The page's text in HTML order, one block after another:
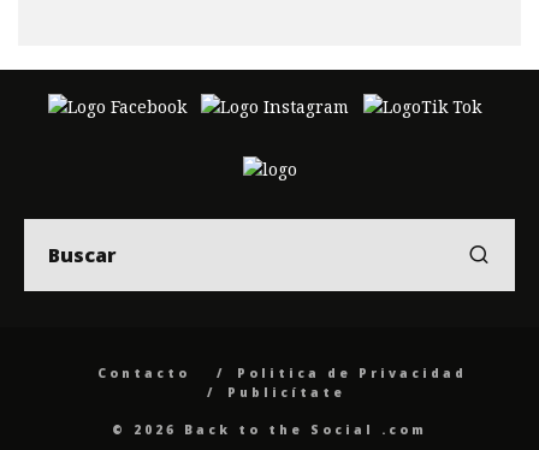
Contacto
Politica de Privacidad
Publicítate
© 2026 Back to the Social .com